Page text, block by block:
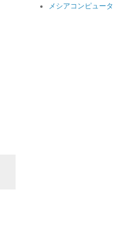
メシアコンピュータ